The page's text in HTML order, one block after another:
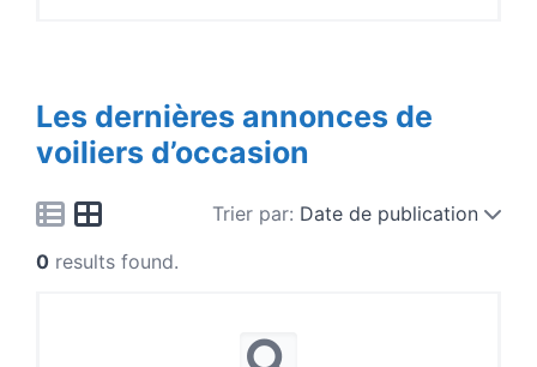
Les dernières annonces de
voiliers d’occasion
Trier par: Date de publication
0 results found.